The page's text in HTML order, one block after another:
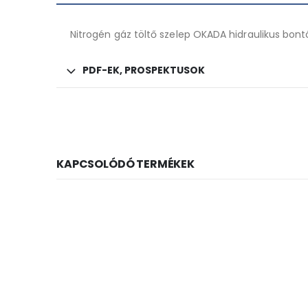
Nitrogén gáz töltő szelep OKADA hidraulikus
PDF-EK, PROSPEKTUSOK
KAPCSOLÓDÓ TERMÉKEK